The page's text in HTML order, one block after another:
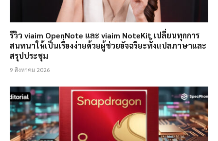
รีวิว viaim OpenNote และ viaim NoteKit เปลี่ยนทุกการ
สนทนาให้เป็นเรื่องง่ายด้วยผู้ช่วยอัจฉริยะทั้งแปลภาษาและ
สรุปประชุม
9 สิงหาคม 2026